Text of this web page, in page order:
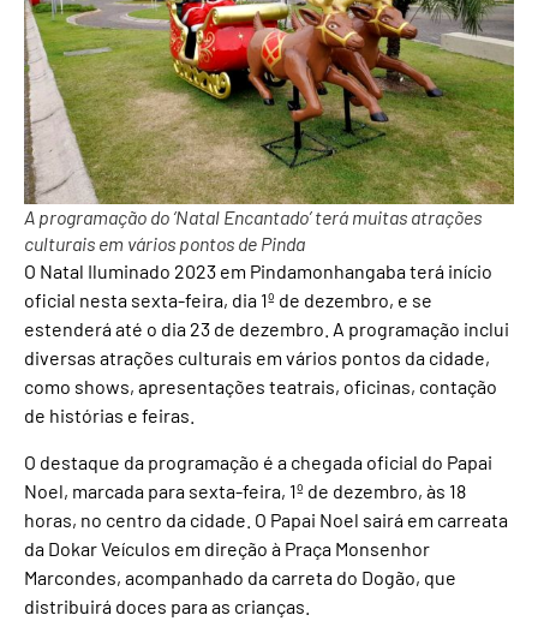
A programação do ‘Natal Encantado’ terá muitas atrações
culturais em vários pontos de Pinda
O Natal Iluminado 2023 em Pindamonhangaba terá início
oficial nesta sexta-feira, dia 1º de dezembro, e se
estenderá até o dia 23 de dezembro. A programação inclui
diversas atrações culturais em vários pontos da cidade,
como shows, apresentações teatrais, oficinas, contação
de histórias e feiras.
O destaque da programação é a chegada oficial do Papai
Noel, marcada para sexta-feira, 1º de dezembro, às 18
horas, no centro da cidade. O Papai Noel sairá em carreata
da Dokar Veículos em direção à Praça Monsenhor
Marcondes, acompanhado da carreta do Dogão, que
distribuirá doces para as crianças.